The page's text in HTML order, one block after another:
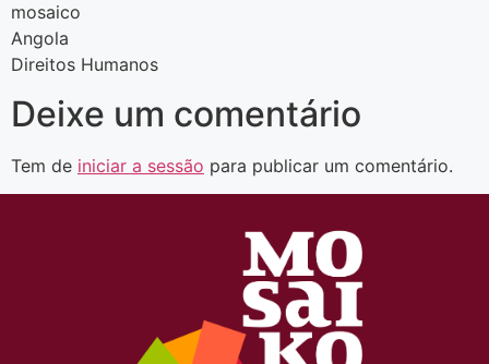
mosaico
Angola
Direitos Humanos
Deixe um comentário
Tem de iniciar a sessão para publicar um comentário.